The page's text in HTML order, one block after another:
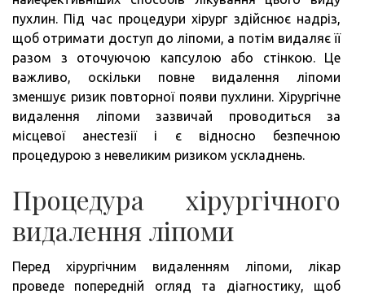
пухлин. Під час процедури хірург здійснює надріз,
щоб отримати доступ до ліпоми, а потім видаляє її
разом з оточуючою капсулою або стінкою. Це
важливо, оскільки повне видалення ліпоми
зменшує ризик повторної появи пухлини. Хірургічне
видалення ліпоми зазвичай проводиться за
місцевої анестезії і є відносно безпечною
процедурою з невеликим ризиком ускладнень.
Процедура хірургічного
видалення ліпоми
Перед хірургічним видаленням ліпоми, лікар
проведе попередній огляд та діагностику, щоб